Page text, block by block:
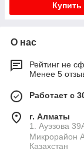
Купить
О нас
Рейтинг не
Менее 5
Работает с
г. Алматы
1. Ауэзова 39А чуть
Микрорайон
Казахстан